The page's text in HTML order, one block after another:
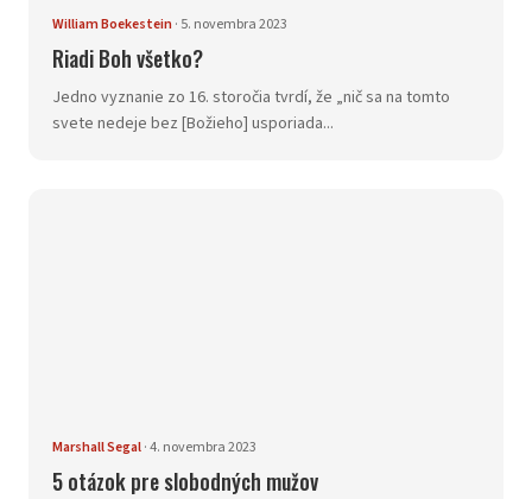
William Boekestein· 5. novembra 2023
Riadi Boh všetko?
Jedno vyznanie zo 16. storočia tvrdí, že „nič sa na tomto
svete nedeje bez [Božieho] usporiada...
Marshall Segal·4. novembra 2023
5 otázok pre slobodných mužov